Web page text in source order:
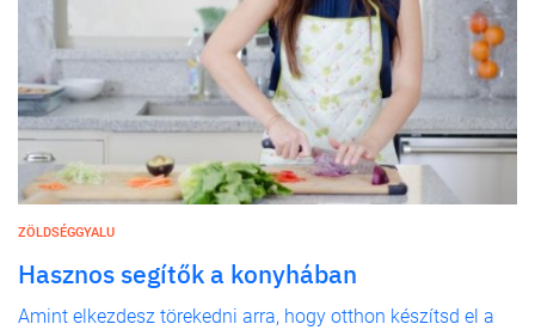
ZÖLDSÉGGYALU
Hasznos segítők a konyhában
Amint elkezdesz törekedni arra, hogy otthon készítsd el a